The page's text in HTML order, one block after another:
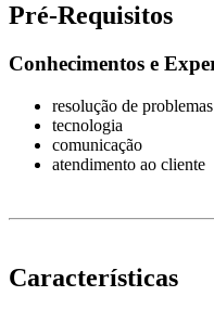
Pré-Requisitos
Conhecimentos e
resolução de problemas
tecnologia
comunicação
atendimento ao cliente
Características